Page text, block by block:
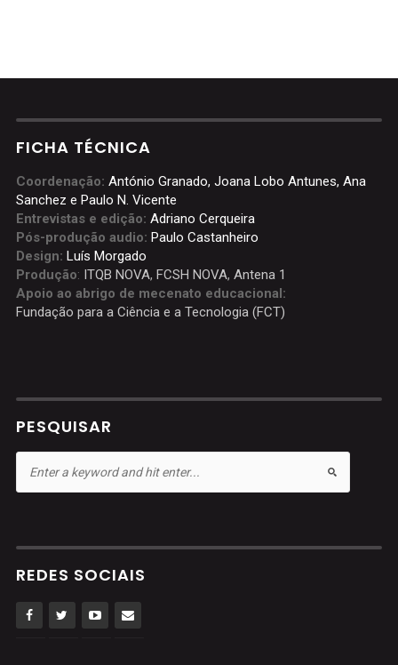
FICHA TÉCNICA
Coordenação: António Granado, Joana Lobo Antunes, Ana
Sanchez e Paulo N. Vicente
Entrevistas e edição: Adriano Cerqueira
Pós-produção audio: Paulo Castanheiro
Design: Luís Morgado
Produção: ITQB NOVA, FCSH NOVA, Antena 1
Apoio ao abrigo de mecenato educacional:
Fundação para a Ciência e a Tecnologia (FCT)
PESQUISAR
REDES SOCIAIS